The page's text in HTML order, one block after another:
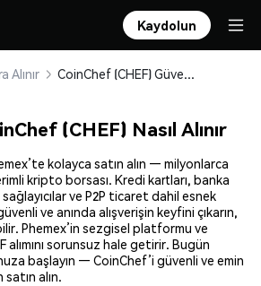
Kaydolun
Alınır CoinChef (CHEF) Güvenle Satın Alın ve Saklayın
(CHEF) Nasıl Alınır
kolayca satın alın — milyonlarca
kripto borsası. Kredi kartları, banka
ve P2P ticaret dahil esnek
ve anında alışverişin keyfini çıkarın,
Phemex’in sezgisel platformu ve
alımını sorunsuz hale getirir. Bugün
başlayın — CoinChef’i güvenli ve emin
alın.